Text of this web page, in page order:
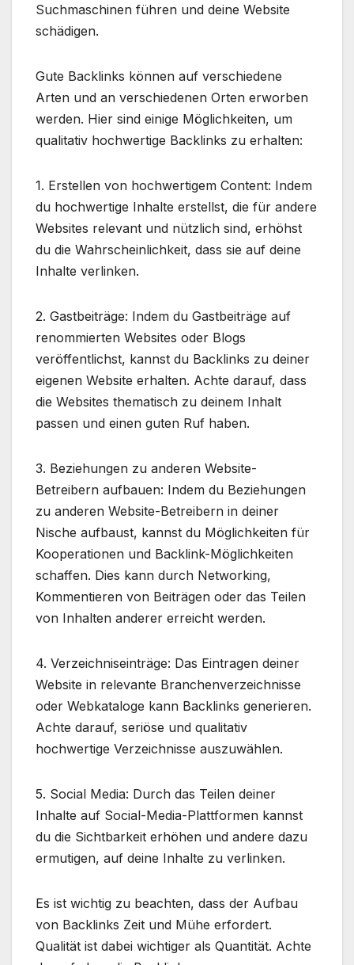
Suchmaschinen führen und deine Website
schädigen.
Gute Backlinks können auf verschiedene
Arten und an verschiedenen Orten erworben
werden. Hier sind einige Möglichkeiten, um
qualitativ hochwertige Backlinks zu erhalten:
1. Erstellen von hochwertigem Content: Indem
du hochwertige Inhalte erstellst, die für andere
Websites relevant und nützlich sind, erhöhst
du die Wahrscheinlichkeit, dass sie auf deine
Inhalte verlinken.
2. Gastbeiträge: Indem du Gastbeiträge auf
renommierten Websites oder Blogs
veröffentlichst, kannst du Backlinks zu deiner
eigenen Website erhalten. Achte darauf, dass
die Websites thematisch zu deinem Inhalt
passen und einen guten Ruf haben.
3. Beziehungen zu anderen Website-
Betreibern aufbauen: Indem du Beziehungen
zu anderen Website-Betreibern in deiner
Nische aufbaust, kannst du Möglichkeiten für
Kooperationen und Backlink-Möglichkeiten
schaffen. Dies kann durch Networking,
Kommentieren von Beiträgen oder das Teilen
von Inhalten anderer erreicht werden.
4. Verzeichniseinträge: Das Eintragen deiner
Website in relevante Branchenverzeichnisse
oder Webkataloge kann Backlinks generieren.
Achte darauf, seriöse und qualitativ
hochwertige Verzeichnisse auszuwählen.
5. Social Media: Durch das Teilen deiner
Inhalte auf Social-Media-Plattformen kannst
du die Sichtbarkeit erhöhen und andere dazu
ermutigen, auf deine Inhalte zu verlinken.
Es ist wichtig zu beachten, dass der Aufbau
von Backlinks Zeit und Mühe erfordert.
Qualität ist dabei wichtiger als Quantität. Achte